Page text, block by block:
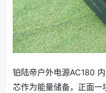
铂陆帝户外电源AC180
芯作为能量储备，正面